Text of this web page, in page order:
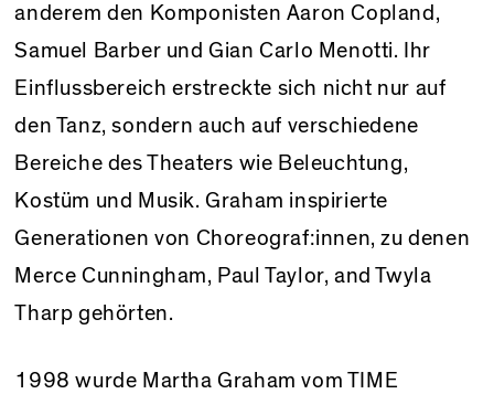
anderem den Komponisten Aaron Copland,
Samuel Barber und Gian Carlo Menotti. Ihr
Einflussbereich erstreckte sich nicht nur auf
den Tanz, sondern auch auf verschiedene
Bereiche des Theaters wie Beleuchtung,
Kostüm und Musik. Graham inspirierte
Generationen von Choreograf:innen, zu denen
Merce Cunningham, Paul Taylor, and Twyla
Tharp gehörten.
1998 wurde Martha Graham vom TIME